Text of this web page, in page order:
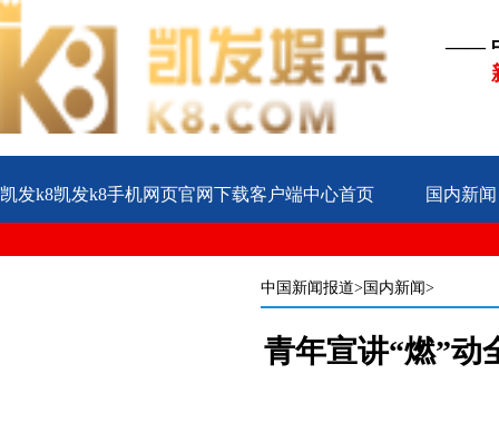
——
凯发k8凯发k8手机网页官网下载客户端中心首页 国内新闻
中国新闻报道>国内新闻>
青年宣讲“燃”动